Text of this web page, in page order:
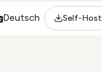
language
Deutsch Self-Host